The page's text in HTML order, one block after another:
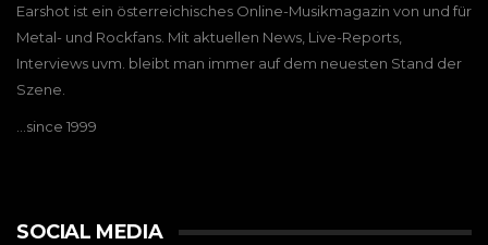
Earshot ist ein österreichisches Online-Musikmagazin von und für
Metal- und Rockfans. Mit aktuellen News, Live-Reports,
Interviews uvm. bleibt man immer auf dem neuesten Stand der
Szene.
…since 1999
SOCIAL MEDIA